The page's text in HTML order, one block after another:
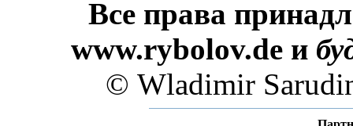
Все права
www.rybolov.de и
© Wladimir